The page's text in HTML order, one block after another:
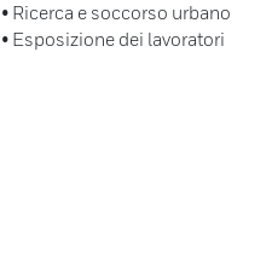
• Ricerca e soccorso urbano
• Esposizione dei lavoratori